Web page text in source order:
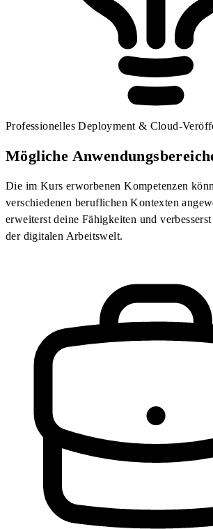
Professionelles Deployment & Cloud-
Mögliche
Die im Kurs erworbenen Kompetenzen
verschiedenen beruflichen Kontexten
erweiterst deine Fähigkeiten und
der digitalen Arbeitswelt.